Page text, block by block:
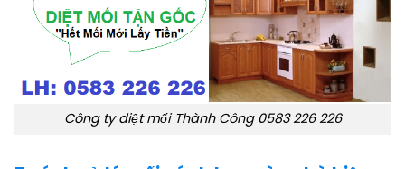
Công ty diệt mối Thành Công 0583 226 226